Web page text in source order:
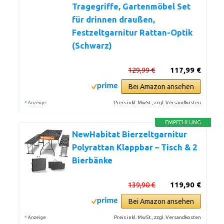
Tragegriffe, Gartenmöbel Set
für drinnen draußen,
Festzeltgarnitur Rattan-Optik
(Schwarz)
117,99 €
129,99 €
Bei Amazon ansehen
* Anzeige Preis inkl. MwSt., zzgl. Versandkosten
EMPFEHLUNG
NewHabitat Bierzeltgarnitur
Polyrattan Klappbar – Tisch & 2
Bierbänke
119,90 €
139,90 €
Bei Amazon ansehen
* Anzeige Preis inkl. MwSt., zzgl. Versandkosten